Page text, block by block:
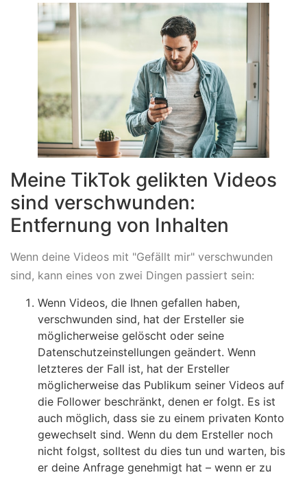
Meine TikTok gelikten Videos
sind verschwunden:
Entfernung von Inhalten
Wenn deine Videos mit "Gefällt mir" verschwunden
sind, kann eines von zwei Dingen passiert sein:
Wenn Videos, die Ihnen gefallen haben,
verschwunden sind, hat der Ersteller sie
möglicherweise gelöscht oder seine
Datenschutzeinstellungen geändert. Wenn
letzteres der Fall ist, hat der Ersteller
möglicherweise das Publikum seiner Videos auf
die Follower beschränkt, denen er folgt. Es ist
auch möglich, dass sie zu einem privaten Konto
gewechselt sind. Wenn du dem Ersteller noch
nicht folgst, solltest du dies tun und warten, bis
er deine Anfrage genehmigt hat – wenn er zu